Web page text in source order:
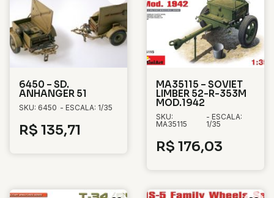
6450 – SD.
ANHANGER 51
SKU: 6450 - ESCALA: 1/35
R$ 135,71
MA35115 – SOVIET
LIMBER 52-R-353M
MOD.1942
SKU:
MA35115
- ESCALA:
1/35
R$ 176,03